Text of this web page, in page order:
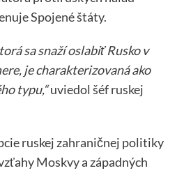
Spojené štáty.
sa snaží oslabiť Rusko v
je charakterizovaná ako
typu,“uviedol šéf ruskej
ruskej zahraničnej politiky
Moskvy a západných